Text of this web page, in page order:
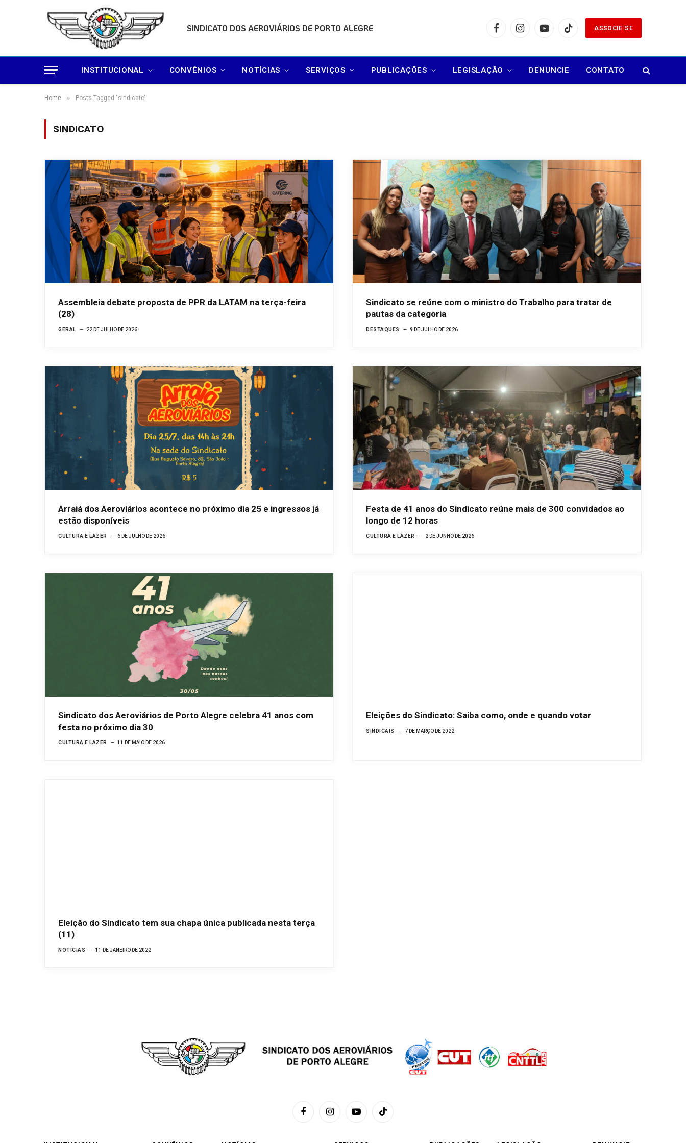
SINDICATO DOS AEROVIÁRIOS DE PORTO ALEGRE FacebookInstagramYouTubeTikTok
ASSOCIE-SE
INSTITUCIONAL CONVÊNIOS NOTÍCIAS SERVIÇOS PUBLICAÇÕES LEGISLAÇÃO DENUNCIE CONTATO
Home » Posts Tagged "sindicato"
SINDICATO
Assembleia debate proposta de PPR da LATAM na terça-feira
(28)
GERAL 22 DE JULHO DE 2026
Sindicato se reúne com o ministro do Trabalho para tratar de
pautas da categoria
DESTAQUES 9 DE JULHO DE 2026
Arraiá dos Aeroviários acontece no próximo dia 25 e ingressos já
estão disponíveis
CULTURA E LAZER 6 DE JULHO DE 2026
Festa de 41 anos do Sindicato reúne mais de 300 convidados ao
longo de 12 horas
CULTURA E LAZER 2 DE JUNHO DE 2026
Sindicato dos Aeroviários de Porto Alegre celebra 41 anos com
festa no próximo dia 30
CULTURA E LAZER 11 DE MAIO DE 2026
Eleições do Sindicato: Saiba como, onde e quando votar
SINDICAIS 7 DE MARÇO DE 2022
Eleição do Sindicato tem sua chapa única publicada nesta terça
(11)
NOTÍCIAS 11 DE JANEIRO DE 2022
FacebookInstagramYouTubeTikTok